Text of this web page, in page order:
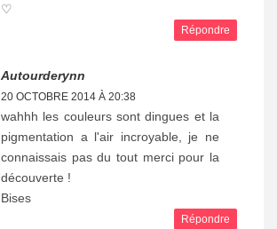
♡
Répondre
Autourderynn
20 OCTOBRE 2014 À 20:38
wahhh les couleurs sont dingues et la
pigmentation a l'air incroyable, je ne
connaissais pas du tout merci pour la
découverte !
Bises
Répondre